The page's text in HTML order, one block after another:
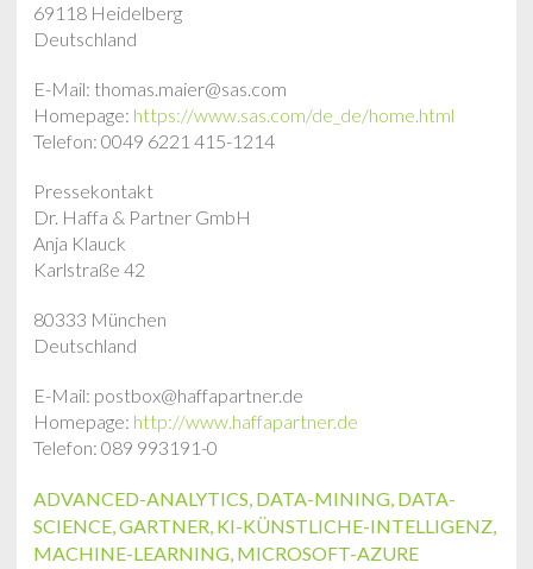
69118 Heidelberg
Deutschland
E-Mail: thomas.maier@sas.com
Homepage: https://www.sas.com/de_de/home.html
Telefon: 0049 6221 415-1214
Pressekontakt
Dr. Haffa & Partner GmbH
Anja Klauck
Karlstraße 42
80333 München
Deutschland
E-Mail: postbox@haffapartner.de
Homepage: http://www.haffapartner.de
Telefon: 089 993191-0
ADVANCED-ANALYTICS, DATA-MINING, DATA-
SCIENCE,GARTNER, KI-KÜNSTLICHE-INTELLIGENZ,
MACHINE-LEARNING, MICROSOFT-AZURE